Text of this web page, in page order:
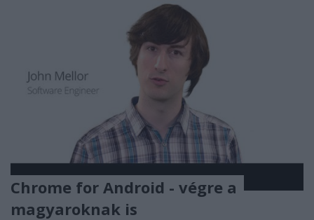
Chrome for Android - végre a
magyaroknak is